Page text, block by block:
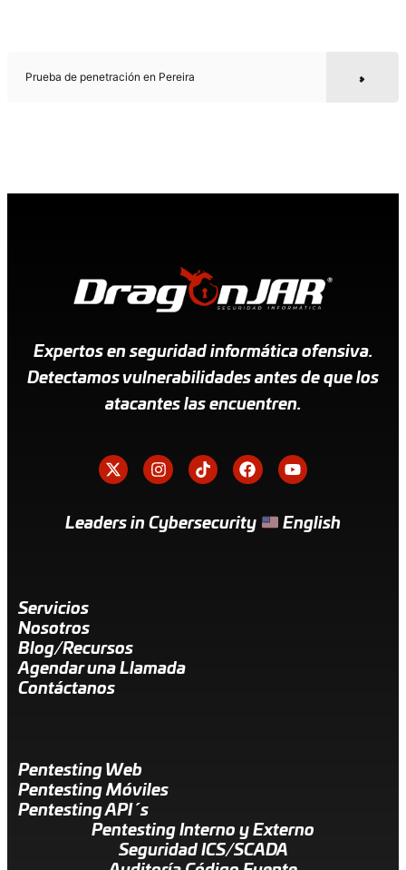
Prueba de penetración en Pereira
Expertos en seguridad informática ofensiva.
Detectamos vulnerabilidades antes de que los
atacantes las encuentren.
Leaders in Cybersecurity English
Servicios
Nosotros
Blog/Recursos
Agendar una Llamada
Contáctanos
Pentesting Web
Pentesting Móviles
Pentesting API´s
Pentesting Interno y Externo
Seguridad ICS/SCADA